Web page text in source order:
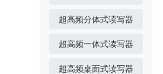
超高频分体式读写器
超高频一体式读写器
超高频桌面式读写器